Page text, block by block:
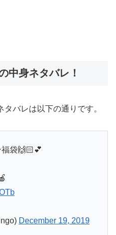
中身ネタバレ！
バレは以下の通りです。
袋🙌🏻💕
December 19, 2019